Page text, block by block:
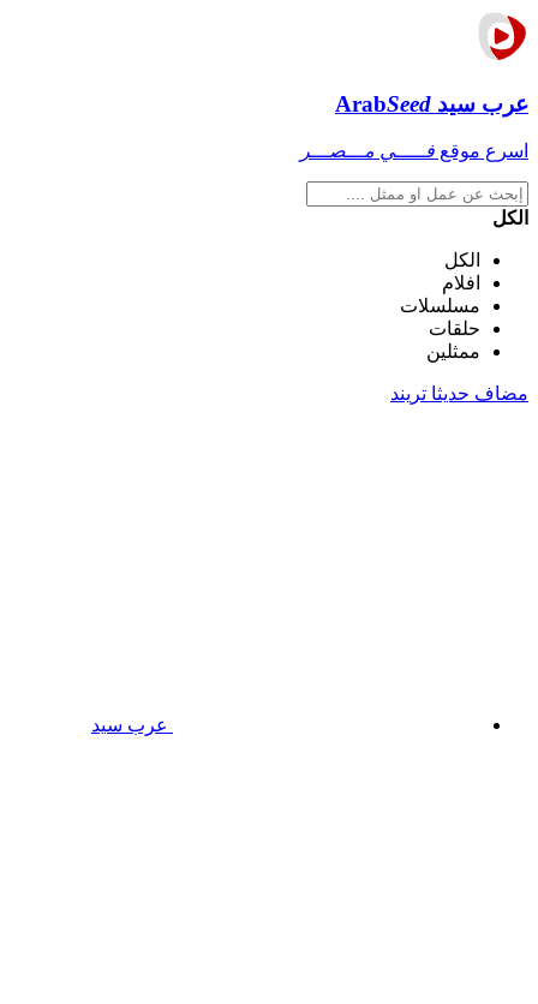
عرب سيد ArabSeed
اسرع موقع فـــــي مـــصـــر
الكل
الكل
افلام
مسلسلات
حلقات
ممثلين
مضاف حديثا تريند
عرب سيد